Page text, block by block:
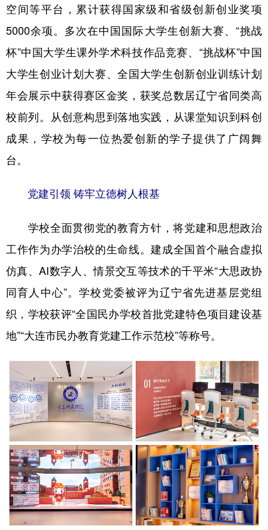
空间等平台，累计获得国家级和省级创新创业奖项
5000余项。多次在中国国际大学生创新大赛、“挑战
杯”中国大学生课外学术科技作品竞赛、“挑战杯”中国
大学生创业计划大赛、全国大学生创新创业训练计划
年会展示中获得赛区金奖，获奖总数居辽宁省同类高
校前列。从创意构思到落地实践，从课堂知识到科创
成果，学校为每一位热爱创新的学子提供了广阔舞
台。
党建引领 铸牢立德树人根基
学校全面贯彻党的教育方针，将党建和思想政治
工作作为办学治校的生命线。建成全国首个融合虚拟
仿真、AI数字人、情景交互等技术的千平米“大思政协
同育人中心”。学校党委被评为辽宁省先进基层党组
织，学校获评“全国民办学校首批党建特色项目建设基
地”“大连市民办教育党建工作示范校”等称号。